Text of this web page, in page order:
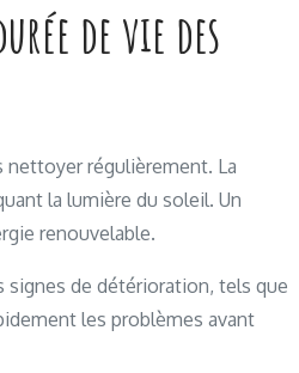
de vie des
nettoyer régulièrement. La
la lumière du soleil. Un
renouvelable.
de détérioration, tels que
les problèmes avant